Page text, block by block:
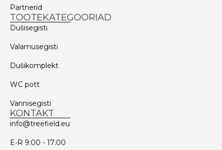
Partnerid
TOOTEKATEGOORIAD
Dušisegisti
Valamusegisti
Dušikomplekt
WC pott
Vannisegisti
KONTAKT
info@treefield.eu
E-R 9:00 - 17:00